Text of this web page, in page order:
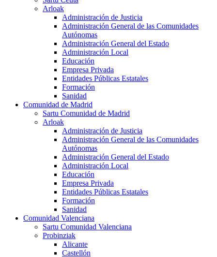
Arloak
Administración de Justicia
Administración General de las Comunidades
Autónomas
Administración General del Estado
Administración Local
Educación
Empresa Privada
Entidades Públicas Estatales
Formación
Sanidad
Comunidad de Madrid
Sartu Comunidad de Madrid
Arloak
Administración de Justicia
Administración General de las Comunidades
Autónomas
Administración General del Estado
Administración Local
Educación
Empresa Privada
Entidades Públicas Estatales
Formación
Sanidad
Comunidad Valenciana
Sartu Comunidad Valenciana
Probinziak
Alicante
Castellón